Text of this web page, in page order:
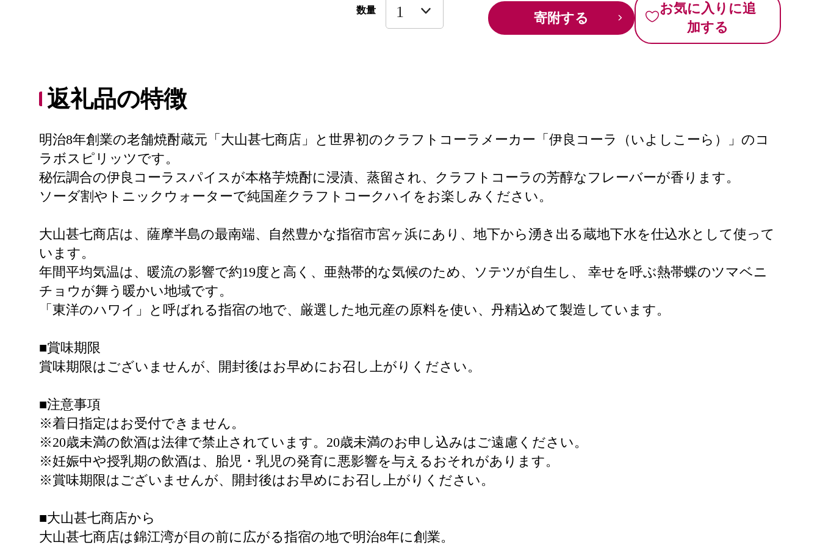
数量 寄附する
お気に入りに追
加する
返礼品の特徴
明治8年創業の老舗焼酎蔵元「大山甚七商店」と世界初のクラフトコーラメーカー「伊良コーラ（いよしこーら）」のコ
ラボスピリッツです。
秘伝調合の伊良コーラスパイスが本格芋焼酎に浸漬、蒸留され、クラフトコーラの芳醇なフレーバーが香ります。
ソーダ割やトニックウォーターで純国産クラフトコークハイをお楽しみください。
大山甚七商店は、薩摩半島の最南端、自然豊かな指宿市宮ヶ浜にあり、地下から湧き出る蔵地下水を仕込水として使って
います。
年間平均気温は、暖流の影響で約19度と高く、亜熱帯的な気候のため、ソテツが自生し、 幸せを呼ぶ熱帯蝶のツマベニ
チョウが舞う暖かい地域です。
「東洋のハワイ」と呼ばれる指宿の地で、厳選した地元産の原料を使い、丹精込めて製造しています。
■賞味期限
賞味期限はございませんが、開封後はお早めにお召し上がりください。
■注意事項
※着日指定はお受付できません。
※20歳未満の飲酒は法律で禁止されています。20歳未満のお申し込みはご遠慮ください。
※妊娠中や授乳期の飲酒は、胎児・乳児の発育に悪影響を与えるおそれがあります。
※賞味期限はございませんが、開封後はお早めにお召し上がりください。
■大山甚七商店から
大山甚七商店は錦江湾が目の前に広がる指宿の地で明治8年に創業。